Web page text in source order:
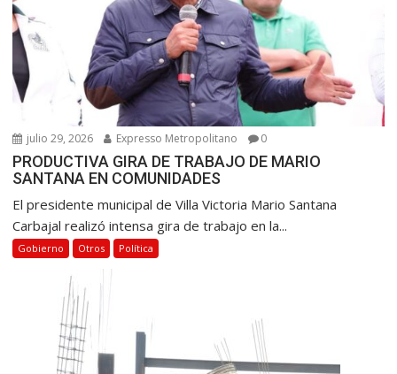
julio 29, 2026 Expresso Metropolitano 0
PRODUCTIVA GIRA DE TRABAJO DE MARIO
SANTANA EN COMUNIDADES
El presidente municipal de Villa Victoria Mario Santana
Carbajal realizó intensa gira de trabajo en la...
Gobierno Otros Política